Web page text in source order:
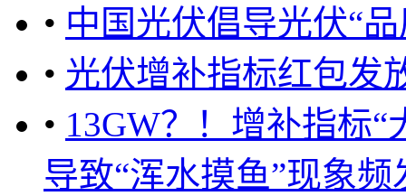
• 中国光伏倡导光伏“
• 光伏增补指标红包发
• 13GW？！增补指标
导致“浑水摸鱼”现象频